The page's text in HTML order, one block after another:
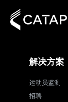
解决方案
运动员监测
招聘